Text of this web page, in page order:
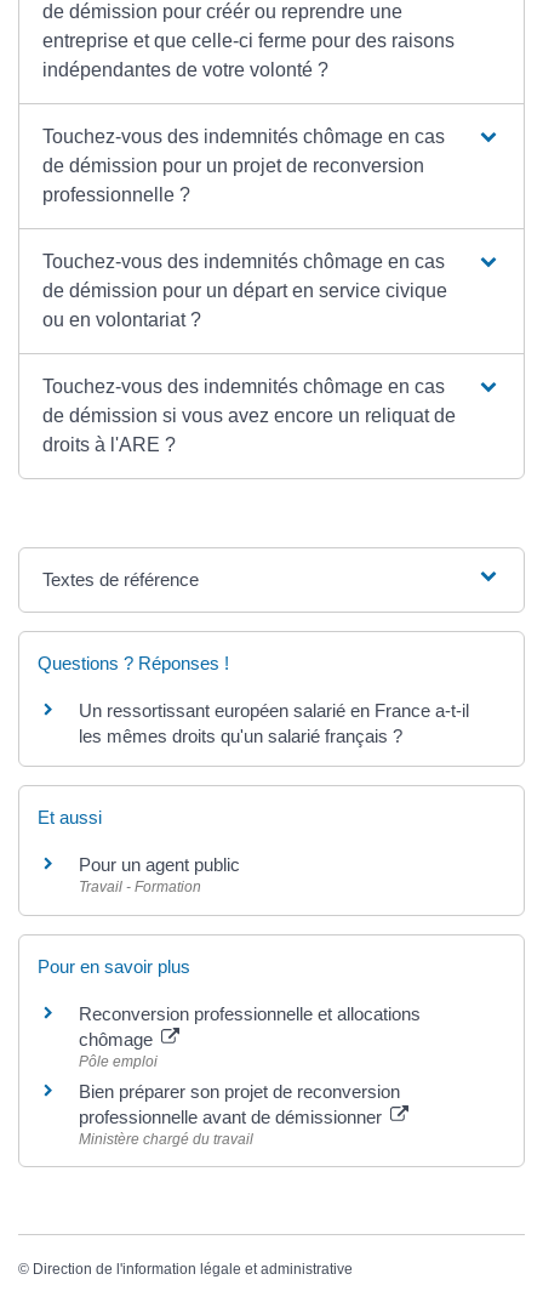
de démission pour créér ou reprendre une
entreprise et que celle-ci ferme pour des raisons
indépendantes de votre volonté ?
Touchez-vous des indemnités chômage en cas
de démission pour un projet de reconversion
professionnelle ?
Touchez-vous des indemnités chômage en cas
de démission pour un départ en service civique
ou en volontariat ?
Touchez-vous des indemnités chômage en cas
de démission si vous avez encore un reliquat de
droits à l'ARE ?
Textes de référence
Questions ? Réponses !
Un ressortissant européen salarié en France a-t-il
les mêmes droits qu'un salarié français ?
Et aussi
Pour un agent public
Travail - Formation
Pour en savoir plus
Reconversion professionnelle et allocations
chômage
Pôle emploi
Bien préparer son projet de reconversion
professionnelle avant de démissionner
Ministère chargé du travail
© Direction de l'information légale et administrative